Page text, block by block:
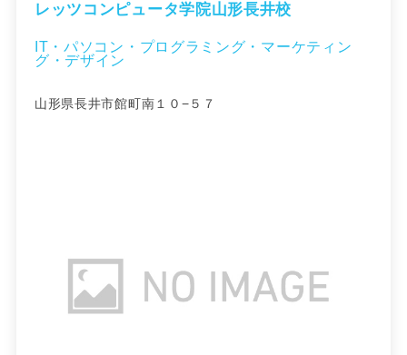
レッツコンピュータ学院山形長井校
IT・パソコン・プログラミング・マーケティン
グ・デザイン
山形県長井市館町南１０−５７